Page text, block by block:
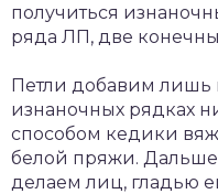
получиться
ряда ЛП, две
Петли добавим лишь
изнаночных рядках
способом кедики
белой пряжи. Дальше
делаем лиц, гладью